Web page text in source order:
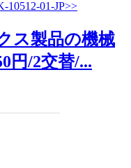
ス製品の機械
円/2交替/...